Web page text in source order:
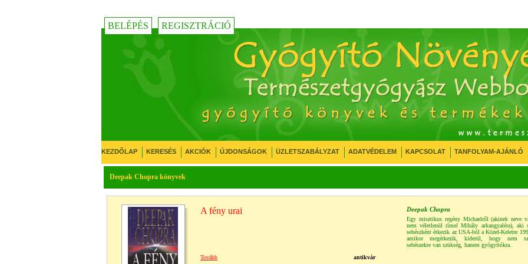
BELÉPÉS REGISZTRÁCIÓ
KEZDŐLAP KERESÉS AKCIÓK ÚJDONSÁGOK ÜZLETSZABÁLYZAT ADATVÉDELEM KAPCSOLAT TANFOLYAM-AJÁNLÓ
Deepak Chopra könyvek
A fény urai Deepak Chopra
Egy misztikus regény Michaelről (akinek neve
nem véletlenül rímel Mihály arkangyaléra), aki
sebészként érkezik az USA-ból a Közel-Keletre
amikor megérkezik, kiderül, hogy nem
sebészekre van szükség, hanem gyógyítókra.
Tovább
antikvár